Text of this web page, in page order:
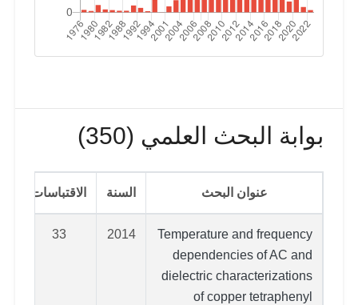
بوابة البحث العلمي (350)
عنوان البحث السنة الاقتباسات
Temperature and frequency
dependencies of AC and
dielectric characterizations
of copper tetraphenyl
2014
33